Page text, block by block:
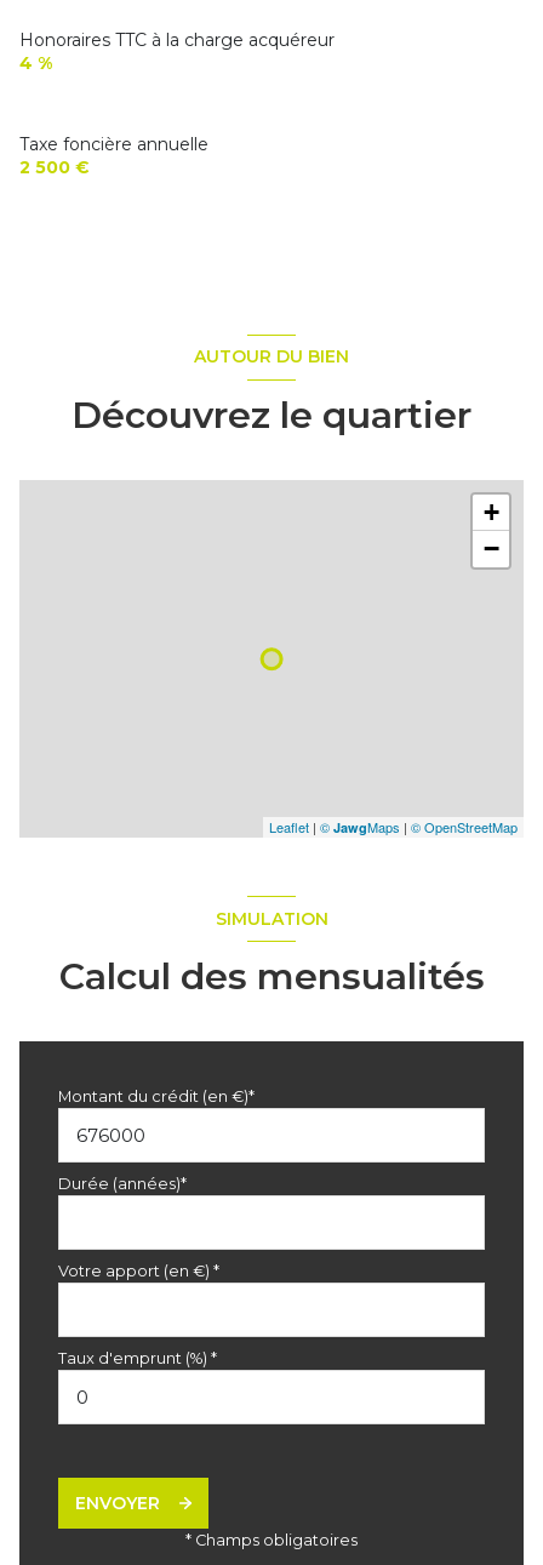
Honoraires TTC à la charge acquéreur
4 %
Taxe foncière annuelle
2 500 €
AUTOUR DU BIEN
Découvrez le quartier
+
−
Leaflet | © JawgMaps | © OpenStreetMap
SIMULATION
Calcul des mensualités
Montant du crédit (en €)*
Durée (années)*
Votre apport (en €) *
Taux d'emprunt (%) *
ENVOYER
* Champs obligatoires